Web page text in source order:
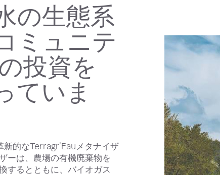
の生態系
ミュニテ
投資を
ていま
新的なTerragr'Eauメタナイザ
ーは、農場の有機廃棄物を
するとともに、バイオガス